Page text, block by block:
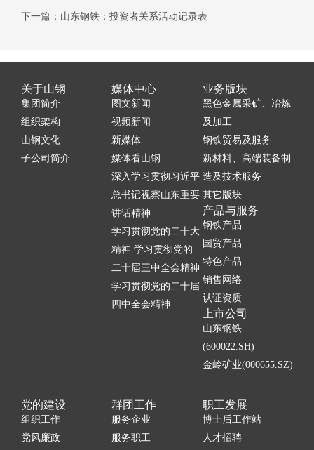
下一篇：山东钢铁：投资者关系活动记录表
关于山钢
集团简介
组织架构
山钢文化
子公司简介
媒体中心
图文新闻
视频新闻
新媒体
媒体看山钢
深入学习贯彻习近平
总书记视察山东重要
讲话精神
学习贯彻党的二十大
精神 学习贯彻党的
二十届三中全会精神
学习贯彻党的二十届
四中全会精神
业务版块
黑色金属采矿、冶炼
及加工
钢铁贸易及服务
新材料、高端装备制
造及技术服务
其它版块
产品与服务
钢铁产品
国贸产品
特色产品
销售网络
认证资质
上市公司
山东钢铁
(600022.SH)
金岭矿业(000655.SZ)
党的建设
组织工作
党风廉政
群团工作
服务企业
服务职工
职工发展
博士后工作站
人才招聘